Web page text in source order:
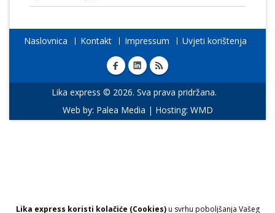
Lika express koristi kolačiće (Cookies)u svrhu poboljšanja Vašeg
Naslovnica Kontakt Impressum Uvjeti korištenja
Lika express © 2026. Sva prava pridržana.
Web by: Palea Media | Hosting: WMD